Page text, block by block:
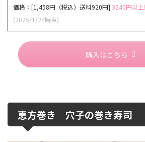
価格：[1,458円（税込）送料920円] 3240円以
(2025/1/24時点)
購入はこちら
恵方巻き 穴子の巻き寿司